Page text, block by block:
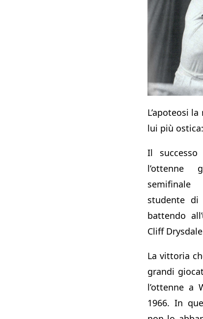
L’apoteosi
lui più ostica:
Il
studente di
battendo
Cliff
La vittoria
grandi
l’ottenne a
1966. In